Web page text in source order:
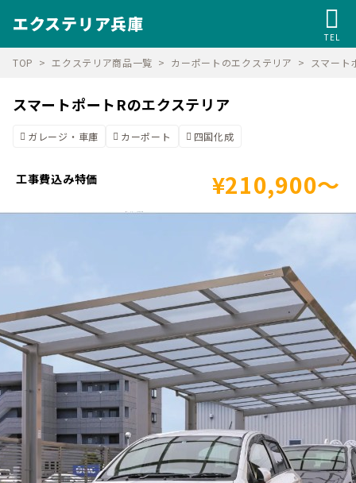
エクステリア兵庫
TEL
TOP エクステリア商品一覧 カーポートのエクステリア スマート
スマートポートRのエクステリア
ガレージ・車庫 カーポート 四国化成
工事費込み特価 ¥210,900～